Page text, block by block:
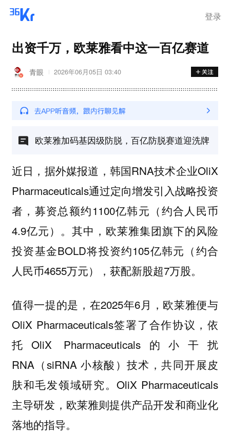
登录
出资千万，欧莱雅看中这一百亿赛道
青眼 2026年06月05日 03:40
欧莱雅加码基因级防脱，百亿防脱赛道迎洗牌
近日，据外媒报道，韩国RNA技术企业OliX
Pharmaceuticals通过定向增发引入战略投资
者，募资总额约1100亿韩元（约合人民币
4.9亿元）。其中，欧莱雅集团旗下的风险
投资基金BOLD将投资约105亿韩元（约合
人民币4655万元），获配新股超7万股。
值得一提的是，在2025年6月，欧莱雅便与
OliX Pharmaceuticals签署了合作协议，依
托OliX Pharmaceuticals的小干扰
RNA（siRNA 小核酸）技术，共同开展皮
肤和毛发领域研究。OliX Pharmaceuticals
主导研发，欧莱雅则提供产品开发和商业化
落地的指导。